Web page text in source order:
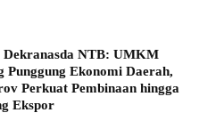
Dekranasda NTB: UMKM
Punggung Ekonomi Daerah,
Perkuat Pembinaan hingga
Ekspor